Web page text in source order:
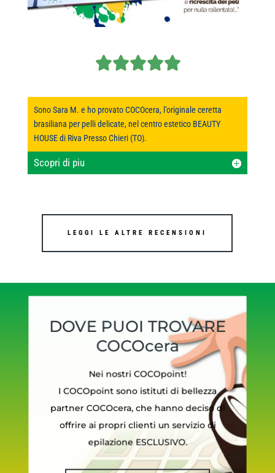
Sono Sara M. e ho provato COCOcera, l’originale ceretta
brasiliana per pelli delicate, nel centro estetico BEAUTY
HOUSE di Riva Presso Chieri (TO).
Scopri di piu
LEGGI LE ALTRE RECENSIONI
DOVE PUOI TROVARE
COCOcera
Nei nostri COCOpoint!
I COCOpoint sono istituti di bellezza
partner COCOcera, che hanno deciso di
offrire ai propri clienti un servizio di
epilazione ESCLUSIVO.